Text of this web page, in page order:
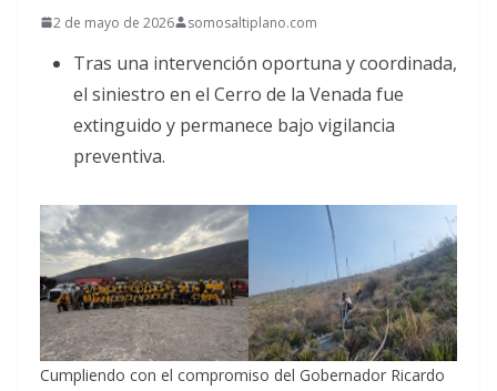
2 de mayo de 2026 somosaltiplano.com
Tras una intervención oportuna y coordinada,
el siniestro en el Cerro de la Venada fue
extinguido y permanece bajo vigilancia
preventiva.
Cumpliendo con el compromiso del Gobernador Ricardo